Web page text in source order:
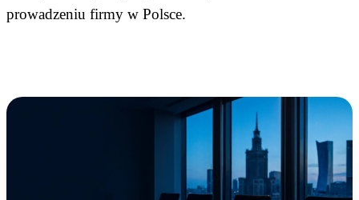
Usługi
prowadzeniu firmy w Polsce.